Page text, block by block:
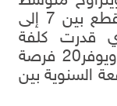
العوائد المتوقعة السنوية لهذا القطع بين 7 إلى
قدرت كلفة
التأسيس بـ12.5 إلى 15 مليوناً، ويوفر20 فرصة
السنوية بين